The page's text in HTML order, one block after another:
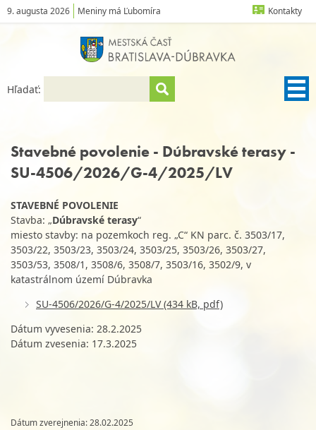
9. augusta 2026 Meniny má Ľubomíra Kontakty
Hľadať:
Stavebné povolenie - Dúbravské terasy -
SU-4506/2026/G-4/2025/LV
STAVEBNÉ POVOLENIE
Stavba: „Dúbravské terasy“
miesto stavby: na pozemkoch reg. „C“ KN parc. č. 3503/17,
3503/22, 3503/23, 3503/24, 3503/25, 3503/26, 3503/27,
3503/53, 3508/1, 3508/6, 3508/7, 3503/16, 3502/9, v
katastrálnom území Dúbravka
SU-4506/2026/G-4/2025/LV (434 kB, pdf)
Dátum vyvesenia: 28.2.2025
Dátum zvesenia: 17.3.2025
Dátum zverejnenia: 28.02.2025